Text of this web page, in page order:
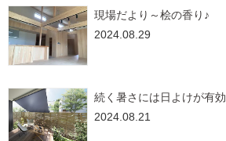
現場だより～桧の香り♪
2024.08.29
続く暑さには日よけが有効
2024.08.21